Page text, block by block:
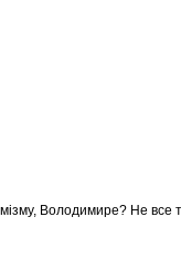
Володимире? Не все